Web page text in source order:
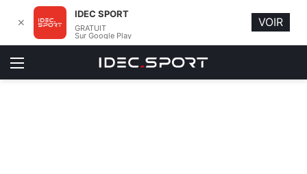
Menu
✕
IDEC SPORT
GRATUIT
Sur Google Play
VOIR